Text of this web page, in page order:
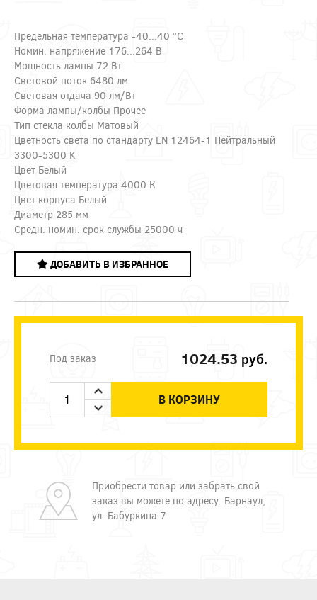
Предельная температура -40...40 °C
Номин. напряжение 176...264 В
Мощность лампы 72 Вт
Световой поток 6480 лм
Световая отдача 90 лм/Вт
Форма лампы/колбы Прочее
Тип стекла колбы Матовый
Цветность света по стандарту EN 12464-1 Нейтральный
3300-5300 K
Цвет Белый
Цветовая температура 4000 К
Цвет корпуса Белый
Диаметр 285 мм
Средн. номин. срок службы 25000 ч
ДОБАВИТЬ В ИЗБРАННОЕ
Под заказ 1024.53 руб.
В КОРЗИНУ
Приобрести товар или забрать свой
заказ вы можете по адресу: Барнаул,
ул. Бабуркина 7